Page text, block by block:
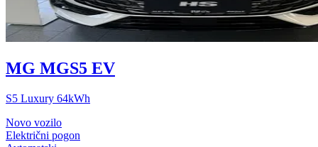
MG MGS5 EV
S5 Luxury 64kWh
Novo vozilo
Električni pogon